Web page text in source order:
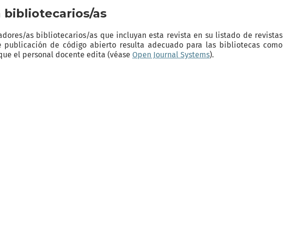
as
as bibliotecarios/as que incluyan esta revista en su listado de revistas
publicación de código abierto resulta adecuado para las bibliotecas como
el personal docente edita (véase Open Journal Systems).